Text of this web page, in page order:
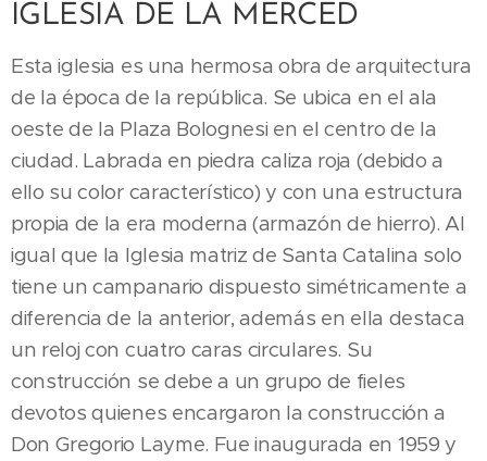
IGLESIA DE LA MERCED
Esta iglesia es una hermosa obra de arquitectura
de la época de la república. Se ubica en el ala
oeste de la Plaza Bolognesi en el centro de la
ciudad. Labrada en piedra caliza roja (debido a
ello su color característico) y con una estructura
propia de la era moderna (armazón de hierro). Al
igual que la Iglesia matriz de Santa Catalina solo
tiene un campanario dispuesto simétricamente a
diferencia de la anterior, además en ella destaca
un reloj con cuatro caras circulares. Su
construcción se debe a un grupo de fieles
devotos quienes encargaron la construcción a
Don Gregorio Layme. Fue inaugurada en 1959 y